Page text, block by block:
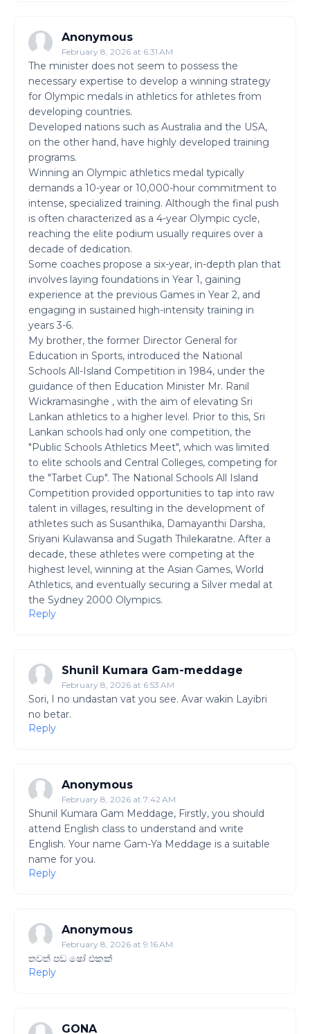
Anonymous
February 8, 2026 at 6:31 AM
The minister does not seem to possess the
necessary expertise to develop a winning strategy
for Olympic medals in athletics for athletes from
developing countries.
Developed nations such as Australia and the USA,
on the other hand, have highly developed training
programs.
Winning an Olympic athletics medal typically
demands a 10-year or 10,000-hour commitment to
intense, specialized training. Although the final push
is often characterized as a 4-year Olympic cycle,
reaching the elite podium usually requires over a
decade of dedication.
Some coaches propose a six-year, in-depth plan that
involves laying foundations in Year 1, gaining
experience at the previous Games in Year 2, and
engaging in sustained high-intensity training in
years 3-6.
My brother, the former Director General for
Education in Sports, introduced the National
Schools All-Island Competition in 1984, under the
guidance of then Education Minister Mr. Ranil
Wickramasinghe , with the aim of elevating Sri
Lankan athletics to a higher level. Prior to this, Sri
Lankan schools had only one competition, the
"Public Schools Athletics Meet", which was limited
to elite schools and Central Colleges, competing for
the "Tarbet Cup". The National Schools All Island
Competition provided opportunities to tap into raw
talent in villages, resulting in the development of
athletes such as Susanthika, Damayanthi Darsha,
Sriyani Kulawansa and Sugath Thilekaratne. After a
decade, these athletes were competing at the
highest level, winning at the Asian Games, World
Athletics, and eventually securing a Silver medal at
the Sydney 2000 Olympics.
Reply
Shunil Kumara Gam-meddage
February 8, 2026 at 6:53 AM
Sori, I no undastan vat you see. Avar wakin Layibri
no betar.
Reply
Anonymous
February 8, 2026 at 7:42 AM
Shunil Kumara Gam Meddage, Firstly, you should
attend English class to understand and write
English. Your name Gam-Ya Meddage is a suitable
name for you.
Reply
Anonymous
February 8, 2026 at 9:16 AM
තවත් පඩ ෂෝ එකක්
Reply
GONA